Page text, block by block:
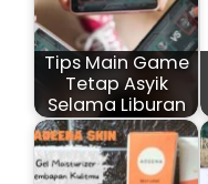
Tips Main Game
Tetap Asyik
Selama Liburan